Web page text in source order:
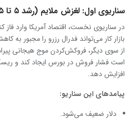
سناریوی اول: لغزش ملایم (رشد ۵ تا ۱۵ درصدی طلا)
در سناریوی نخست، اقتصاد آمریکا وارد
بازار کار می‌تواند فدرال رزرو را مجبور به
از سوی دیگر، فروکش‌کردن موج هیجانی
است فشار فروش در بورس ایجاد کند و
افزایش دهد.
پیامدهای این سناریو:
دلار ضعیف می‌شود.